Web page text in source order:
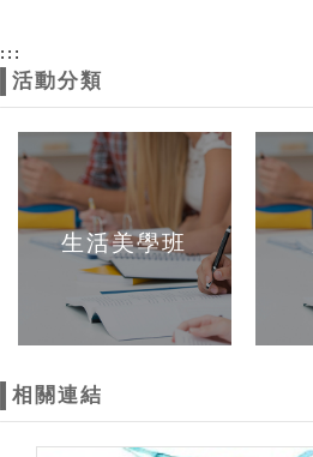
:::
活動分類
生活美學班
相關連結